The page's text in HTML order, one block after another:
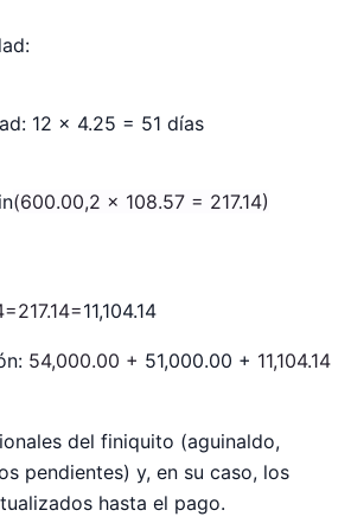
12 × 4.25 = 51 días
(600.00,2 × 108.57 = 217.14)
11,104.14
54,000.00 + 51,000.00 + 11,104.14
del finiquito (aguinaldo,
pendientes) y, en su caso, los
hasta el pago.